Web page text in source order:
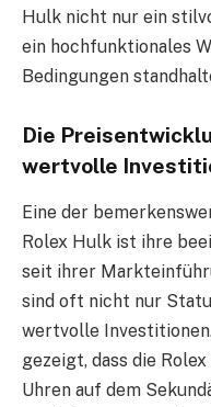
Hulk nicht nur ein
ein hochfunktionales
Bedingungen
Die
wertvolle
Eine der
Rolex Hulk ist ihre
seit ihrer
sind oft nicht nur
wertvolle
gezeigt, dass die
Uhren auf dem